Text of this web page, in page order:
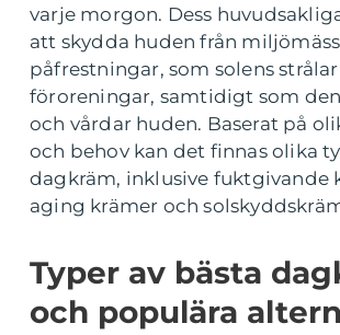
varje morgon. Dess
att skydda huden från
påfrestningar, som solens
föroreningar, samtidigt som
och vårdar huden. Baserat på
och behov kan det finnas olika
dagkräm, inklusive fuktgivande
aging krämer och
Typer av bästa
och populära